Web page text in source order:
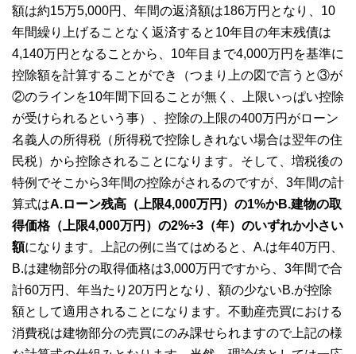
額は約15万5,000円、年間の返済額は186万円となり、10
年間繰り上げることなく返済すると10年目の年末残債は
4,140万円となることから、10年目まで4,000万円を基準に
控除額を計算することができ（つまり上の図で言うと③が
②のラインを10年間下回ることが無く、上限いっぱい控除
が受けられるという事）、控除の上限の400万円がローン
名義人の所得税（所得税で控除しきれない場合は翌年の住
民税）から控除されることになります。そして、増税後の
特例でそこから3年間の控除がされるのですが、3年間の計
算式はA.ローン残高（上限4,000万円）の1%かB.建物の取
得価格（上限4,000万円）の2%÷3（年）のいずれか小さい
額になります。上記の例に当てはめると、A.は年40万円、
B.は建物部分の取得価格は3,000万円ですから、3年間で合
計60万円、年当たり20万円となり、額の少ないB.が控除
額として適用されることになります。不動産売買における
消費税は建物部分の売買にのみ課せられますので上記の様